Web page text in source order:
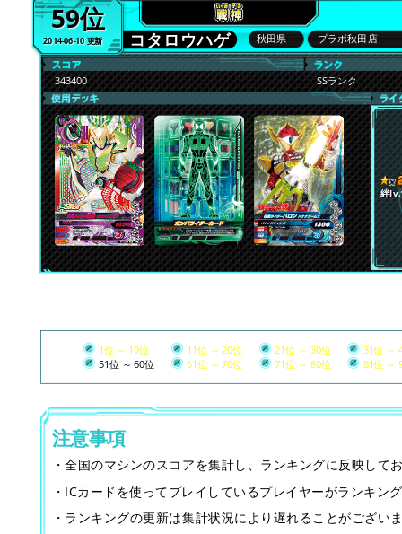
59位
2014-06-10 更新 コタロウハゲ 秋田県 プラボ秋田店
343400 SSランク
絆
1位 ～ 10位 11位 ～ 20位 21位 ～ 30位 31位 ～
51位 ～ 60位 61位 ～ 70位 71位 ～ 80位 81位 ～
注意事項
・全国のマシンのスコアを集計し、ランキングに反映して
・ICカードを使ってプレイしているプレイヤーがランキン
・ランキングの更新は集計状況により遅れることがござい